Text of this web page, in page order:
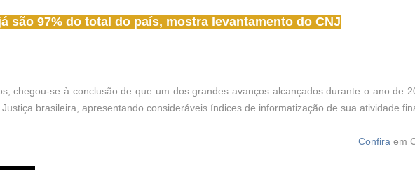
são 97% do total do país, mostra levantamento do CNJ
chegou-se à conclusão de que um dos grandes avanços alcançados durante o ano de
Justiça brasileira, apresentando consideráveis índices de informatização de sua atividade
Confira em